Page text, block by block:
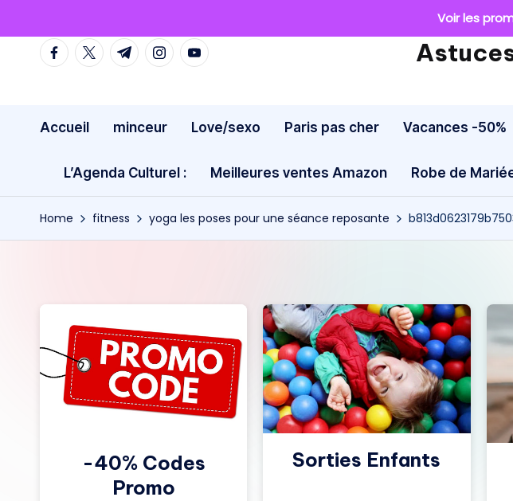
Skip
facebook.com
twitter.com
t.me instagram.com
youtube.com
Accueil minceur Love/sexo Paris pas cher Vacances -50%
L’Agenda Culturel : Meilleures ventes Amazon Robe de
Home fitness yoga les poses pour une séance reposante
-40% Codes
Promo
Sorties Enfants
Voir les